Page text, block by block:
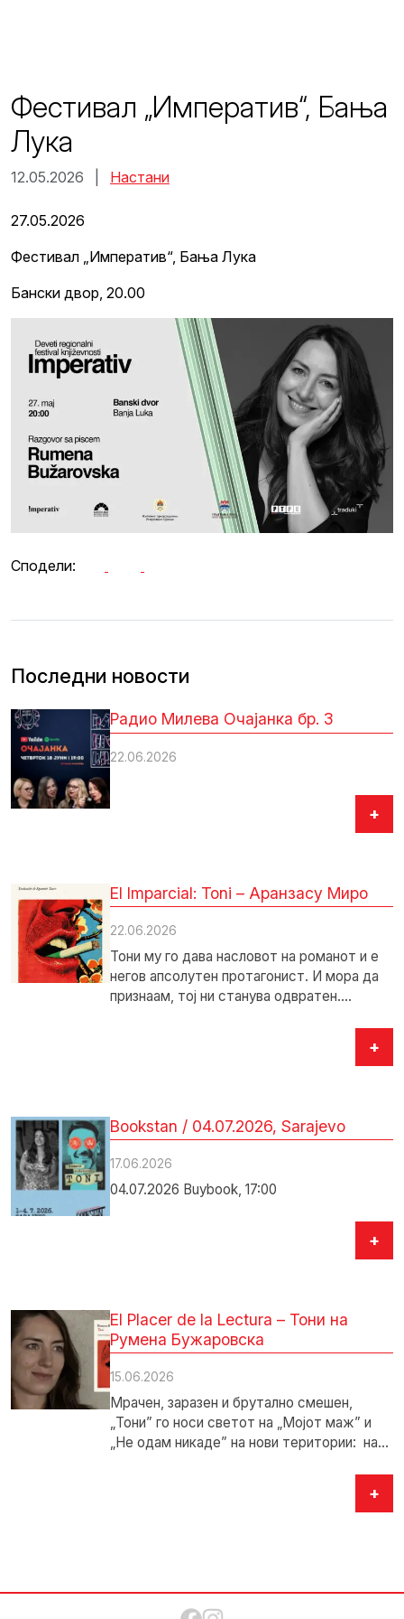
Фестивал „Императив“, Бања
Лука
12.05.2026 | Настани
27.05.2026
Фестивал „Императив“, Бања Лука
Бански двор, 20.00
Сподели:
Последни новости
Радио Милева Очајанка бр. 3
22.06.2026
+
El Imparcial: Toni – Аранзасу Миро
22.06.2026
Тони му го дава насловот на романот и е
негов апсолутен протагонист. И мора да
признаам, тој ни станува одвратен.…
+
Bookstan / 04.07.2026, Sarajevo
17.06.2026
04.07.2026 Buybook, 17:00
+
El Placer de la Lectura – Тони на
Румена Бужаровска
15.06.2026
Мрачен, заразен и брутално смешен,
„Тони” го носи светот на „Мојот маж” и
„Не одам никаде” на нови територии: на…
+